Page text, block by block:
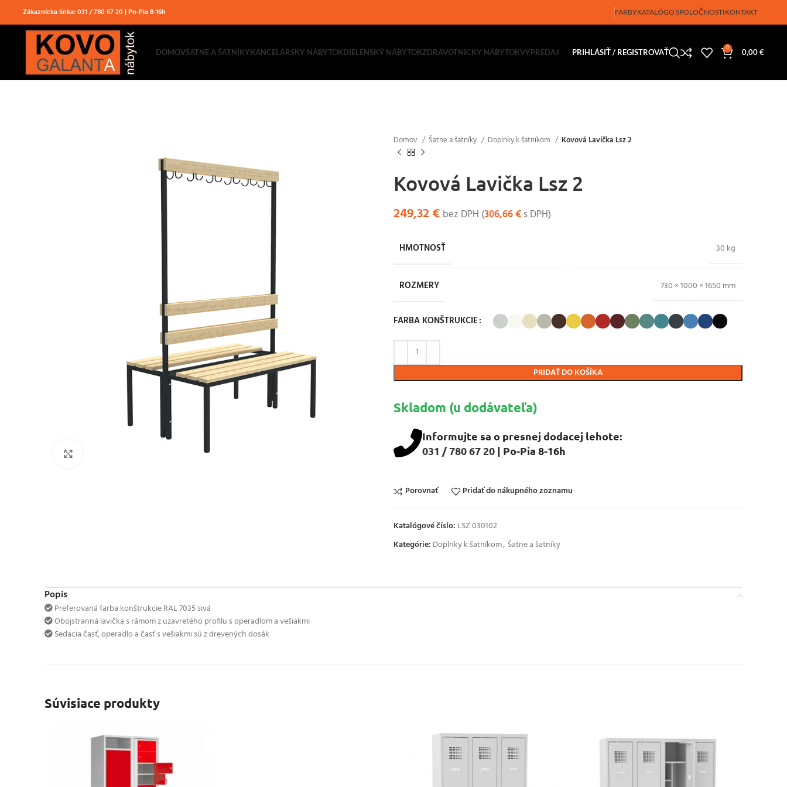
Zákaznícka linka:031 / 780 67 20 | Po-Pia 8-16h FARBYKATALÓGO SPOLOČNOSTIKONTAKT
DOMOVŠATNE A ŠATNÍKYKANCELÁRSKY NÁBYTOKDIELENSKÝ NÁBYTOKZDRAVOTNÍCKY NÁBYTOKVÝPREDAJ PRIHLÁSIŤ / REGISTROVAŤ 0 0,00€
Domov Šatne a šatníky Doplnky k šatníkom Kovová Lavička Lsz 2
Kovová Lavička Lsz 2
249,32€ bez DPH (306,66€s DPH)
HMOTNOSŤ 30 kg
ROZMERY 730 × 1000 × 1650 mm
FARBA KONŠTRUKCIE
PRIDAŤ DO KOŠÍKA
Skladom (u dodávateľa)
Informujte sa o presnej dodacej lehote:
031 / 780 67 20 | Po-Pia 8-16h
Porovnať Pridať do nákupného zoznamu
Katalógové číslo: LSZ 030102
Kategórie: Doplnky k šatníkom, Šatne a šatníky
Popis
Preferovaná farba konštrukcie RAL 7035 sivá
Obojstranná lavička s rámom z uzavretého profilu s operadlom a vešiakmi
Sedacia časť, operadlo a časť s vešiakmi sú z drevených dosák
Súvisiace produkty